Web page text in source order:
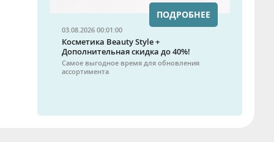
03.08.2026 00:01:00
Косметика Beauty Style +
Дополнительная скидка до 40%!
Самое выгодное время для обновления
ассортимента
ПОДРОБНЕЕ